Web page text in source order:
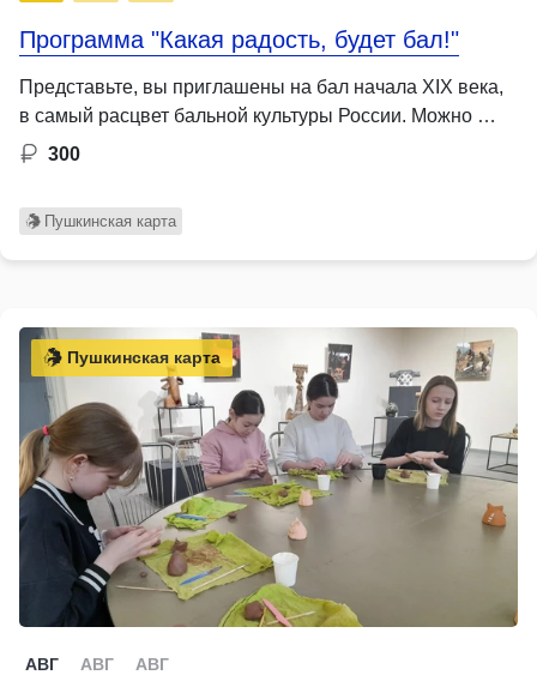
Программа "Какая радость, будет бал!"
Представьте, вы приглашены на бал начала XIX века,
в самый расцвет бальной культуры России. Можно …
300
Пушкинская карта
Пушкинская карта
АВГ АВГ АВГ